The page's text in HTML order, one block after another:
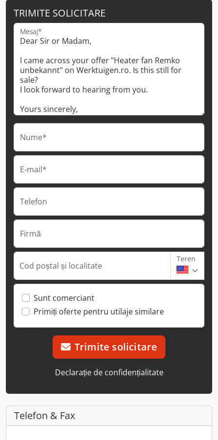
TRIMITE SOLICITARE
Mesaj*
Nume*
E-mail*
Telefon
Firmă
Cod poștal și localitate
Teren
Sunt comerciant
Primiți oferte pentru utilaje similare
Trimite solicitare
Declarație de confidențialitate
Telefon & Fax